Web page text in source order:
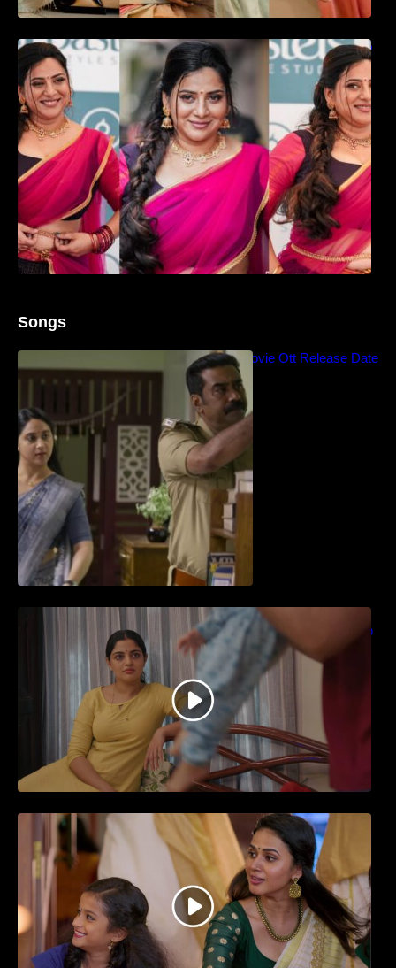
ഉദ്ഘാടന വേദിയിൽ ആരാധരെ മയക്കുന്ന
തകർപ്പൻ ഡൻസുമായി അന്ന രാജൻ..
Songs
Blockbuster Thalavan Movie Ott Release Date
– Video Song Release
തിയേറ്ററിൽ വൻ വിജയമായി മുന്നേറിയ
ഗുരുവായൂർ അംബലനടയിൽ… വീഡിയോ
സോങ്ങ്..
ജനപ്രിയ നടൻ ദിലീപ് നയകമായി
എത്തുന്ന പവി കെയർ ടേക്കർ.. വീഡിയോ
സോംഗ്…